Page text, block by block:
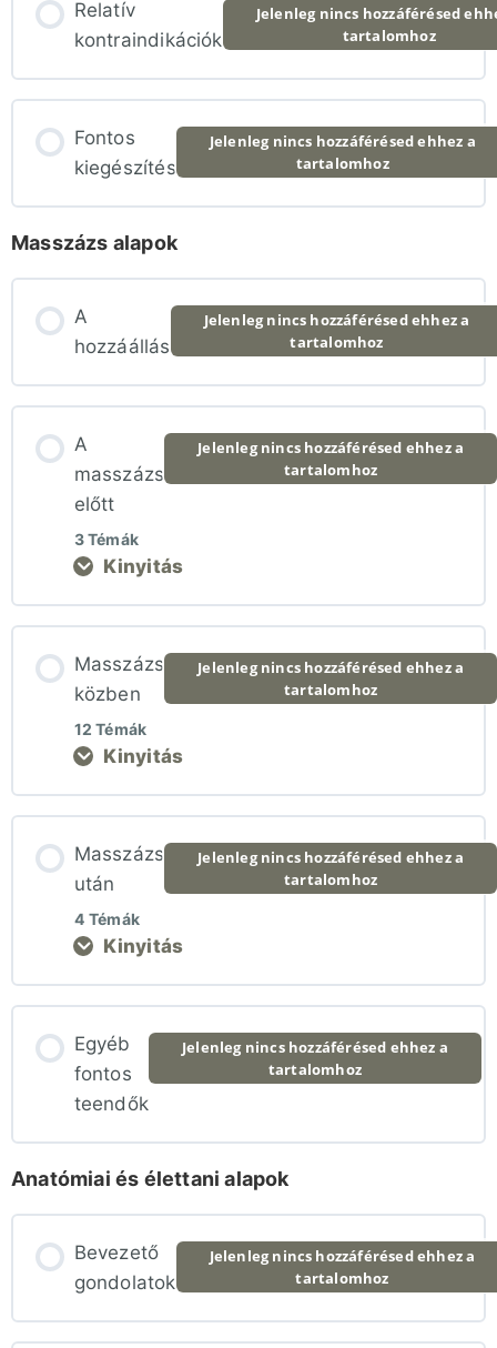
Eszközök, extrák és esztétikum
Házhoz járó masszőrként
kézmosáshoz
Relatív
kontraindikációk
Jelenleg nincs hozzáférésed
tartalomhoz
Fontos
kiegészítés
Jelenleg nincs hozzáférésed ehhez a
tartalomhoz
Masszázs alapok
A
hozzáállás
Jelenleg nincs hozzáférésed ehhez a
tartalomhoz
A
masszázs
előtt
3 Témák
Jelenleg nincs hozzáférésed ehhez a
tartalomhoz
Kinyitás
0% BEFEJEZVE
Vendég fogadása
Kikérdezés
Az utolsó feladatok a masszázs előtt
Masszázs
közben
12 Témák
Jelenleg nincs hozzáférésed ehhez a
tartalomhoz
Kinyitás
0% BEFEJEZVE
Kellemes hőmérséklet
Takarás
Pozicionálás (videó a végén)
Vivőanyag (videó a végén)
Testtartásunk és helyzetünk
Erősség
Masszázs
után
4 Témák
Jelenleg nincs hozzáférésed ehhez a
tartalomhoz
Kinyitás
0% BEFEJEZVE 0/4 lépés
Az utolsó teendők az utolsó fogás után
Fizetés és számlázás
Ne erőltessük az új időpontot
Egyéb
fontos
teendők
Jelenleg nincs hozzáférésed ehhez a
tartalomhoz
Anatómiai és élettani alapok
Bevezető
gondolatok
Jelenleg nincs hozzáférésed ehhez a
tartalomhoz